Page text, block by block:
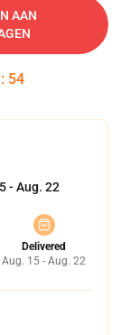
AAN
: 53
- Aug. 22
Delivered
Aug. 15 - Aug. 22